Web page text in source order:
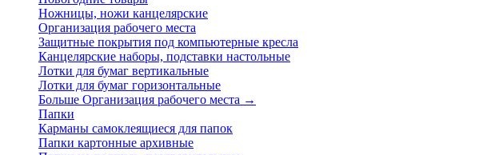
Ножницы, ножи канцелярские
Организация рабочего места
Защитные покрытия под компьютерные кресла
Канцелярские наборы, подставки настольные
Лотки для бумаг вертикальные
Лотки для бумаг горизонтальные
Больше Организация рабочего места →
Папки
Карманы самоклеящиеся для папок
Папки картонные архивные